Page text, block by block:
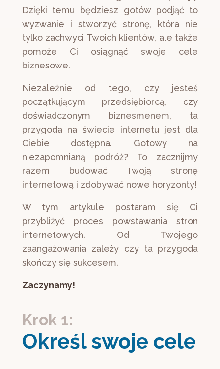
Dzięki temu będziesz gotów podjąć to
wyzwanie i stworzyć stronę, która nie
tylko zachwyci Twoich klientów, ale także
pomoże Ci osiągnąć swoje cele
biznesowe.
Niezależnie od tego, czy jesteś
początkującym przedsiębiorcą, czy
doświadczonym biznesmenem, ta
przygoda na świecie internetu jest dla
Ciebie dostępna. Gotowy na
niezapomnianą podróż? To zacznijmy
razem budować Twoją stronę
internetową i zdobywać nowe horyzonty!
W tym artykule postaram się Ci
przybliżyć proces powstawania stron
internetowych. Od Twojego
zaangażowania zależy czy ta przygoda
skończy się sukcesem.
Zaczynamy!
Krok 1:
Określ swoje cele